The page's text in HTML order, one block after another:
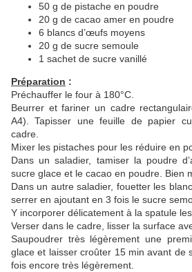
50 g de pistache en poudre
20 g de cacao amer en poudre
6 blancs d’œufs moyens
20 g de sucre semoule
1 sachet de sucre vanillé
Préparation :
Préchauffer le four à 180°C.
Beurrer et fariner un cadre
A4). Tapisser une feuille de papier
cadre.
Mixer les pistaches pour les réduire en
Dans un saladier, tamiser la poudre
sucre glace et le cacao en poudre. Bien
Dans un autre saladier, fouetter les
serrer en ajoutant en 3 fois le sucre
Y incorporer délicatement à la spatule
Verser dans le cadre, lisser la surface
Saupoudrer très légèrement une
glace et laisser croûter 15 min avant de
fois encore très légèrement.